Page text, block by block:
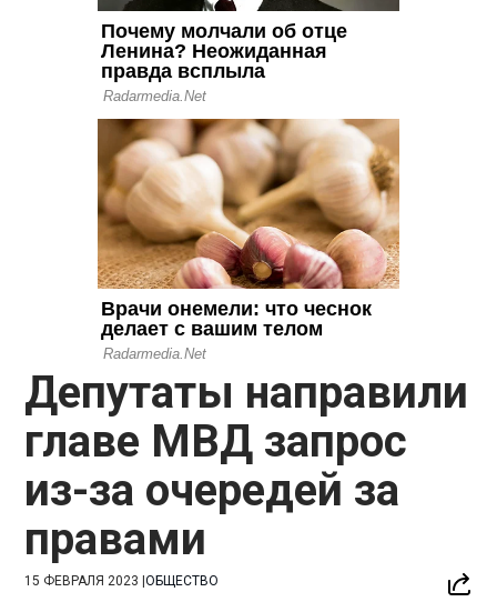
Депутаты направили
главе МВД запрос
из-за очередей за
правами
15 ФЕВРАЛЯ 2023 |ОБЩЕСТВО